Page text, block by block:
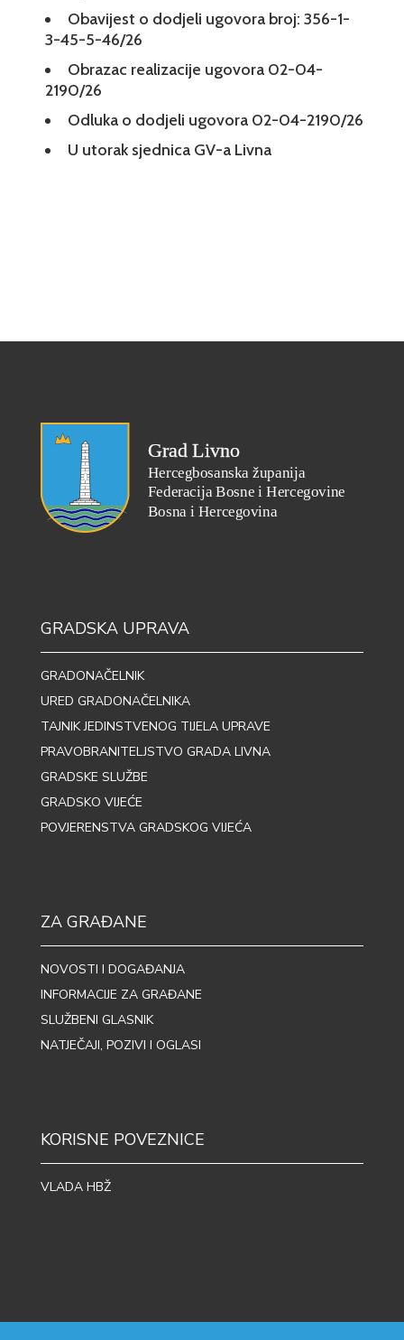
Obavijest o dodjeli ugovora broj: 356-1-
3-45-5-46/26
Obrazac realizacije ugovora 02-04-
2190/26
Odluka o dodjeli ugovora 02-04-2190/26
U utorak sjednica GV-a Livna
GRADSKA UPRAVA
GRADONAČELNIK
URED GRADONAČELNIKA
TAJNIK JEDINSTVENOG TIJELA UPRAVE
PRAVOBRANITELJSTVO GRADA LIVNA
GRADSKE SLUŽBE
GRADSKO VIJEĆE
POVJERENSTVA GRADSKOG VIJEĆA
ZA GRAĐANE
NOVOSTI I DOGAĐANJA
INFORMACIJE ZA GRAĐANE
SLUŽBENI GLASNIK
NATJEČAJI, POZIVI I OGLASI
KORISNE POVEZNICE
VLADA HBŽ